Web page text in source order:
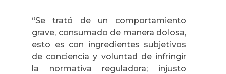
“Se trató de un comportamiento
grave, consumado de manera dolosa,
esto es con ingredientes subjetivos
de conciencia y voluntad de infringir
la normativa reguladora; injusto